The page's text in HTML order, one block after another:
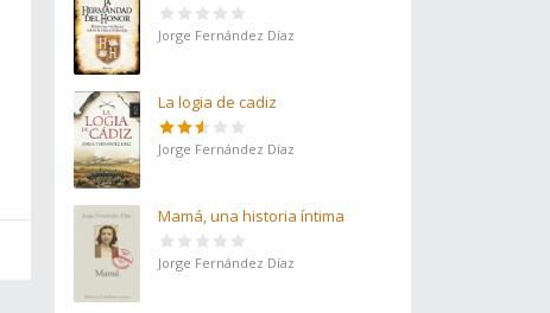
Jorge Fernández Díaz
La logia de cadiz
Jorge Fernández Díaz
Mamá, una historia íntima
Jorge Fernández Díaz